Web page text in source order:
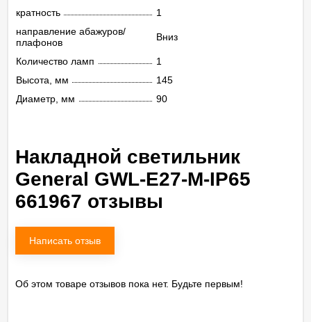
кратность
1
направление абажуров/
плафонов
Вниз
Количество ламп
1
Высота, мм
145
Диаметр, мм
90
Накладной светильник
General GWL-E27-M-IP65
661967 отзывы
Написать отзыв
Об этом товаре отзывов пока нет. Будьте первым!